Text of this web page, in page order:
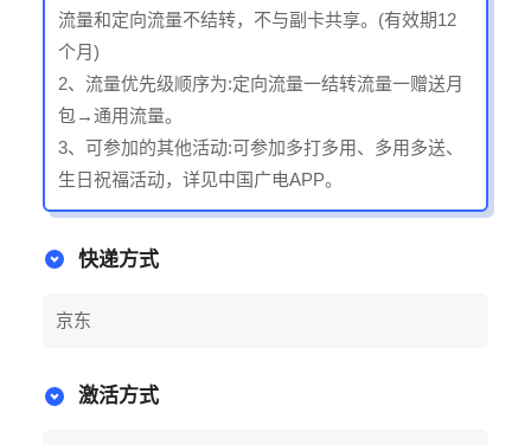
流量和定向流量不结转，不与副卡共享。(有效期12
个月)
2、流量优先级顺序为:定向流量一结转流量一赠送月
包→通用流量。
3、可参加的其他活动:可参加多打多用、多用多送、
生日祝福活动，详见中国广电APP。
快递方式
京东
激活方式